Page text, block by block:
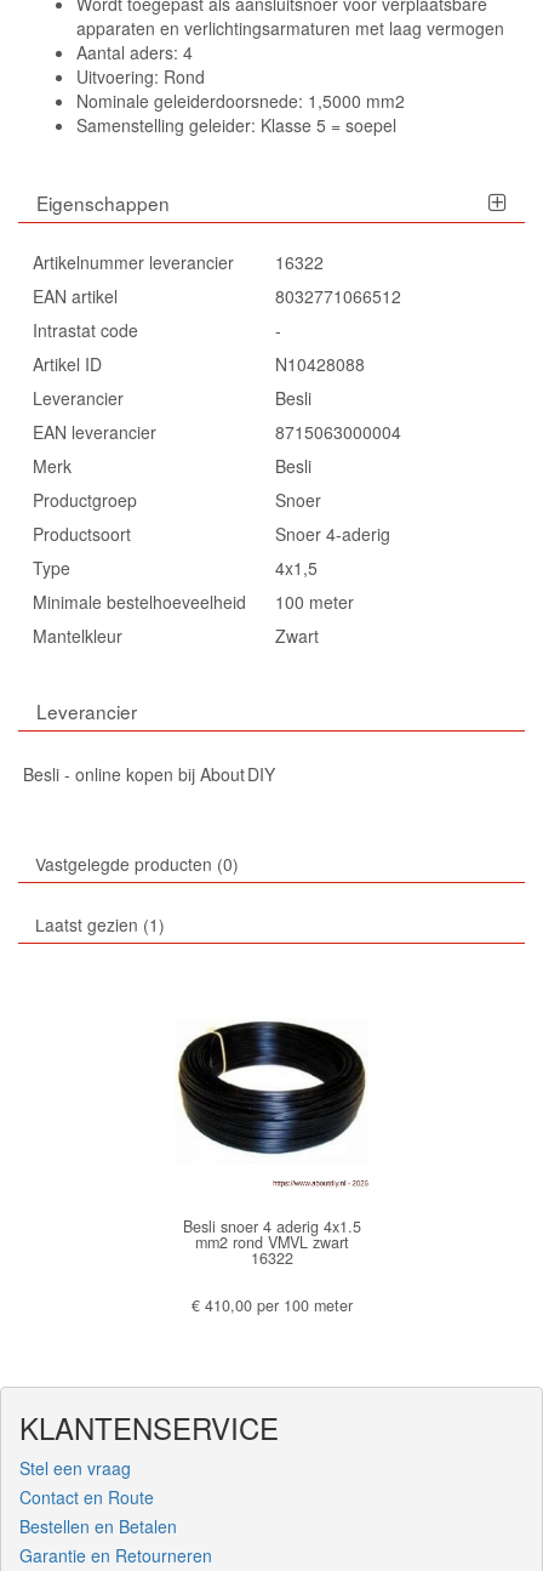
apparaten en verlichtingsarmaturen met laag vermogen
Aantal aders: 4
Uitvoering: Rond
Nominale geleiderdoorsnede: 1,5000 mm2
Samenstelling geleider: Klasse 5 = soepel
Eigenschappen
Artikelnummer leverancier
16322
EAN artikel
8032771066512
Intrastat code
-
Artikel ID
N10428088
Leverancier
Besli
EAN leverancier
8715063000004
Merk
Besli
Productgroep
Snoer
Productsoort
Snoer 4-aderig
Type
4x1,5
Minimale bestelhoeveelheid
100 meter
Mantelkleur
Zwart
Leverancier
Besli - online kopen bij About DIY
Vastgelegde producten 0
Laatst gezien 1
Besli snoer 4 aderig 4x1.5
mm2 rond VMVL zwart
16322
€ 410,00 per 100 meter
KLANTENSERVICE
Stel een vraag
Contact en Route
Bestellen en Betalen
Garantie en Retourneren